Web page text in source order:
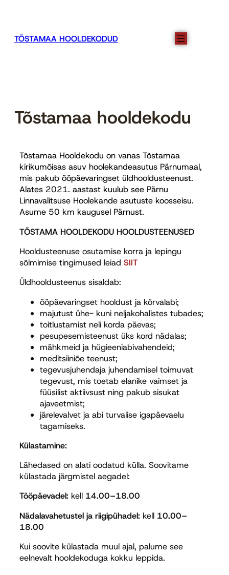
TÕSTAMAA HOOLDEKODUD
Tõstamaa hooldekodu
Tõstamaa Hooldekodu on vanas Tõstamaa
kirikumõisas asuv hoolekandeasutus Pärnumaal,
mis pakub ööpäevaringset üldhooldusteenust.
Alates 2021. aastast kuulub see Pärnu
Linnavalitsuse Hoolekande asutuste koosseisu.
Asume 50 km kaugusel Pärnust.
TÕSTAMA HOOLDEKODU HOOLDUSTEENUSED
Hooldusteenuse osutamise korra ja lepingu
sõlmimise tingimused leiad SIIT
Üldhooldusteenus sisaldab:
ööpäevaringset hooldust ja kõrvalabi;
majutust ühe- kuni neljakohalistes tubades;
toitlustamist neli korda päevas;
pesupesemisteenust üks kord nädalas;
mähkmeid ja hügieeniabivahendeid;
meditsiiniõe teenust;
tegevusjuhendaja juhendamisel toimuvat
tegevust, mis toetab elanike vaimset ja
füüsilist aktiivsust ning pakub sisukat
ajaveetmist;
järelevalvet ja abi turvalise igapäevaelu
tagamiseks.
Külastamine:
Lähedased on alati oodatud külla. Soovitame
külastada järgmistel aegadel:
Tööpäevadel: kell 14.00–18.00
Nädalavahetustel ja riigipühadel: kell 10.00–
18.00
Kui soovite külastada muul ajal, palume see
eelnevalt hooldekoduga kokku leppida.